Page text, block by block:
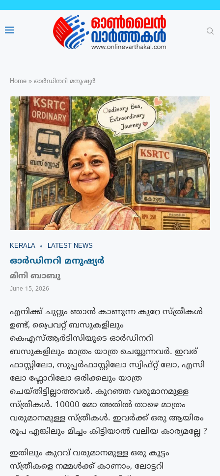
Home » ഓർഡിനറി മനുഷ്യർ
KERALA LATEST NEWS
ഓർഡിനറി മനുഷ്യർ
മിനി ബാബു
June 15, 2026
എനിക്ക് ചുറ്റും ഞാൻ കാണുന്ന കുറേ സ്ത്രീകൾ
ഉണ്ട്, പ്രൈവറ്റ് ബസുകളിലും
കെഎസ്ആർടിസിയുടെ ഓർഡിനറി
ബസുകളിലും മാത്രം യാത്ര ചെയ്യുന്നവർ. ഇവര്
ഫാസ്റ്റിലോ, സൂപ്പർഫാസ്റ്റിലോ സ്വിഫ്റ്റ് ലോ, എസി
ലോ ഫ്ലോറിലോ ഒരിക്കലും യാത്ര
ചെയ്തിട്ടില്ലാത്തവർ. കുറഞ്ഞ വരുമാനമുള്ള
സ്ത്രീകൾ. 10000 മോ അതിൽ താഴെ മാത്രം
വരുമാനമുള്ള സ്ത്രീകൾ. ഇവർക്ക് ഒരു ആയിരം
രൂപ എങ്കിലും മിച്ചം കിട്ടിയാൽ വലിയ കാര്യമല്ലേ ?
ഇതിലും കുറവ് വരുമാനമുള്ള ഒരു കൂട്ടം
സ്ത്രീകളെ നമ്മൾക്ക് കാണാം, ലോട്ടറി